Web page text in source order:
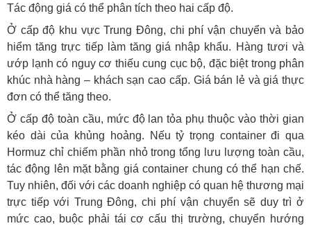
Tác động giá có thể phân tích theo hai cấp độ.
Ở cấp độ khu vực Trung Đông, chi phí vận chuyển và bảo
hiểm tăng trực tiếp làm tăng giá nhập khẩu. Hàng tươi và
ướp lạnh có nguy cơ thiếu cung cục bộ, đặc biệt trong phân
khúc nhà hàng – khách sạn cao cấp. Giá bán lẻ và giá thực
đơn có thể tăng theo.
Ở cấp độ toàn cầu, mức độ lan tỏa phụ thuộc vào thời gian
kéo dài của khủng hoảng. Nếu tỷ trọng container đi qua
Hormuz chỉ chiếm phần nhỏ trong tổng lưu lượng toàn cầu,
tác động lên mặt bằng giá container chung có thể hạn chế.
Tuy nhiên, đối với các doanh nghiệp có quan hệ thương mại
trực tiếp với Trung Đông, chi phí vận chuyển sẽ duy trì ở
mức cao, buộc phải tái cơ cấu thị trường, chuyển hướng